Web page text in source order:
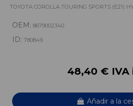
TOYOTA COROLLA TOURING SPORTS (E21)
OEM: 8679002340
ID: 780849
48,40 € IVA
Añadir a la